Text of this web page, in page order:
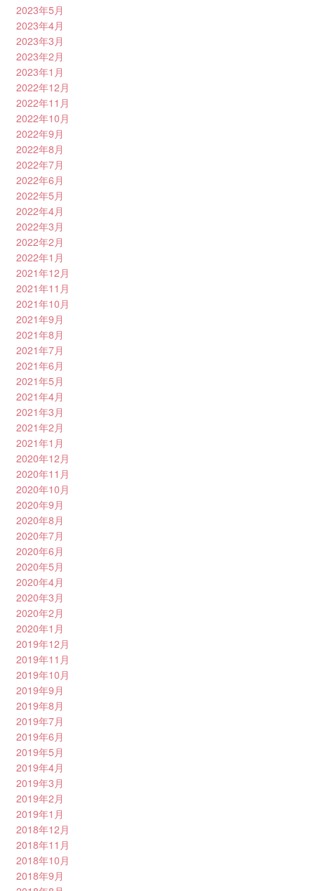
2023年5月
2023年4月
2023年3月
2023年2月
2023年1月
2022年12月
2022年11月
2022年10月
2022年9月
2022年8月
2022年7月
2022年6月
2022年5月
2022年4月
2022年3月
2022年2月
2022年1月
2021年12月
2021年11月
2021年10月
2021年9月
2021年8月
2021年7月
2021年6月
2021年5月
2021年4月
2021年3月
2021年2月
2021年1月
2020年12月
2020年11月
2020年10月
2020年9月
2020年8月
2020年7月
2020年6月
2020年5月
2020年4月
2020年3月
2020年2月
2020年1月
2019年12月
2019年11月
2019年10月
2019年9月
2019年8月
2019年7月
2019年6月
2019年5月
2019年4月
2019年3月
2019年2月
2019年1月
2018年12月
2018年11月
2018年10月
2018年9月